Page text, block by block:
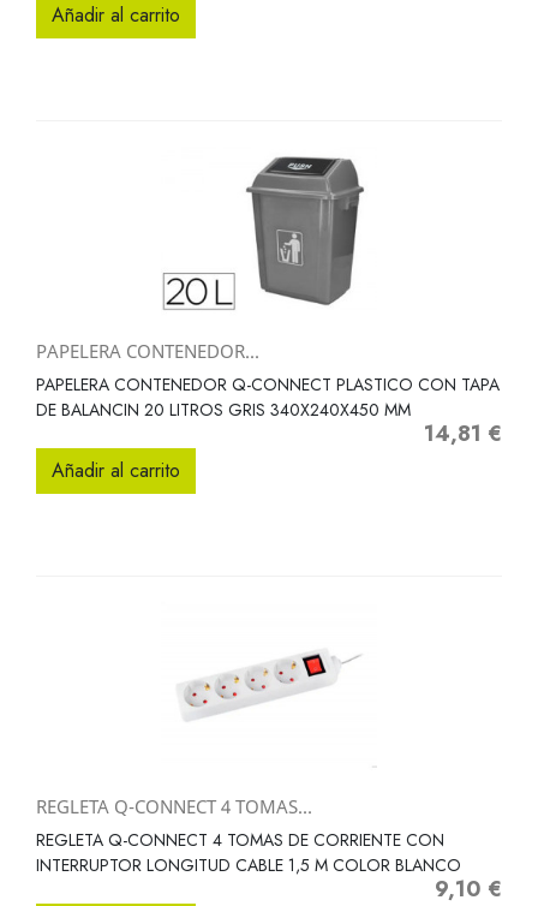
Añadir al carrito
PAPELERA CONTENEDOR...
PAPELERA CONTENEDOR Q-CONNECT PLASTICO CON TAPA
DE BALANCIN 20 LITROS GRIS 340X240X450 MM
Precio
14,81 €
Añadir al carrito
REGLETA Q-CONNECT 4 TOMAS...
REGLETA Q-CONNECT 4 TOMAS DE CORRIENTE CON
INTERRUPTOR LONGITUD CABLE 1,5 M COLOR BLANCO
Precio
9,10 €